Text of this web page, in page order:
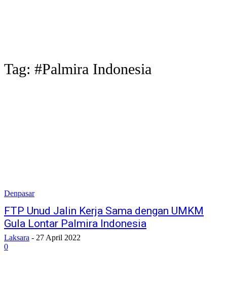
Tag: #Palmira Indonesia
Denpasar
FTP Unud Jalin Kerja Sama dengan UMKM
Gula Lontar Palmira Indonesia
Laksara - 27 April 2022
0